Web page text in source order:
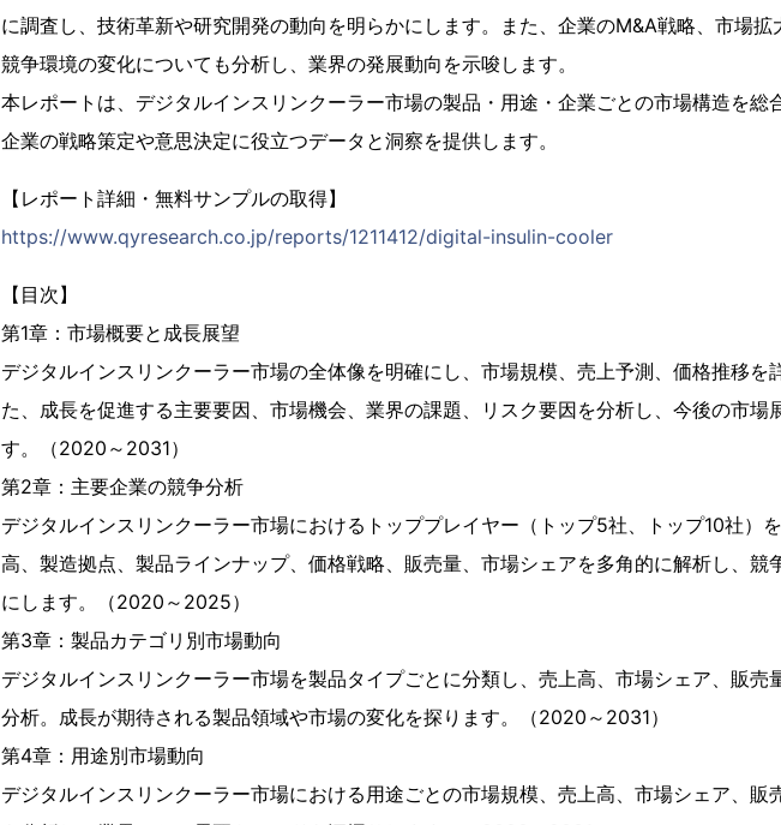
に調査し、技術革新や研究開発の動向を明らかにします。また、企業のM&A戦略、市場拡
競争環境の変化についても分析し、業界の発展動向を示唆します。
本レポートは、デジタルインスリンクーラー市場の製品・用途・企業ごとの市場構造を総
企業の戦略策定や意思決定に役立つデータと洞察を提供します。
【レポート詳細・無料サンプルの取得】
https://www.qyresearch.co.jp/reports/1211412/digital-insulin-cooler
【目次】
第1章：市場概要と成長展望
デジタルインスリンクーラー市場の全体像を明確にし、市場規模、売上予測、価格推移を
た、成長を促進する主要要因、市場機会、業界の課題、リスク要因を分析し、今後の市場
す。（2020～2031）
第2章：主要企業の競争分析
デジタルインスリンクーラー市場におけるトッププレイヤー（トップ5社、トップ10社）
高、製造拠点、製品ラインナップ、価格戦略、販売量、市場シェアを多角的に解析し、競
にします。（2020～2025）
第3章：製品カテゴリ別市場動向
デジタルインスリンクーラー市場を製品タイプごとに分類し、売上高、市場シェア、販売
分析。成長が期待される製品領域や市場の変化を探ります。（2020～2031）
第4章：用途別市場動向
デジタルインスリンクーラー市場における用途ごとの市場規模、売上高、市場シェア、販